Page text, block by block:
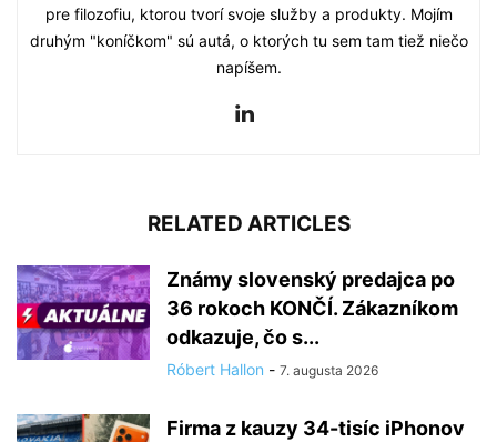
pre filozofiu, ktorou tvorí svoje služby a produkty. Mojím
druhým "koníčkom" sú autá, o ktorých tu sem tam tiež niečo
napíšem.
RELATED ARTICLES
Známy slovenský predajca po
36 rokoch KONČÍ. Zákazníkom
odkazuje, čo s...
Róbert Hallon - 7. augusta 2026
Firma z kauzy 34-tisíc iPhonov